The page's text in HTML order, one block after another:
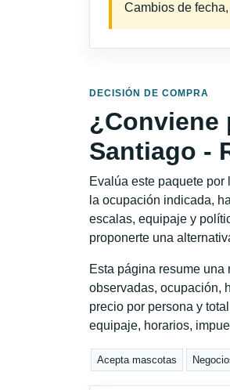
Cambios de
DECISIÓN DE COMPRA
¿Conviene
Santiago -
Evalúa este paquete por
la ocupación indicada,
escalas, equipaje y
proponerte una
Esta página resume
observadas, ocupación,
precio por persona y
equipaje, horarios,
Acepta mascotas